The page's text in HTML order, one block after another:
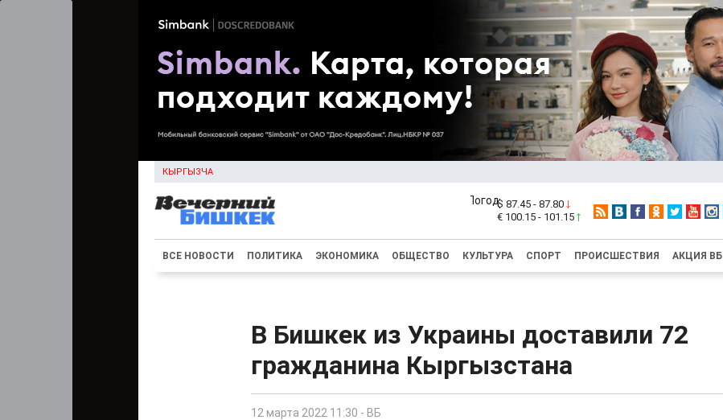
КЫРГЫЗЧА
$ 87.45 - 87.80
€ 100.15 - 101.15
ВСЕ НОВОСТИ ПОЛИТИКА ЭКОНОМИКА ОБЩЕСТВО КУЛЬТУРА СПОРТ ПРОИСШЕСТВИЯ АКЦИЯ ВБ
В Бишкек из Украины доставили 72
гражданина Кыргызстана
12 марта 2022 11:30 - ВБ